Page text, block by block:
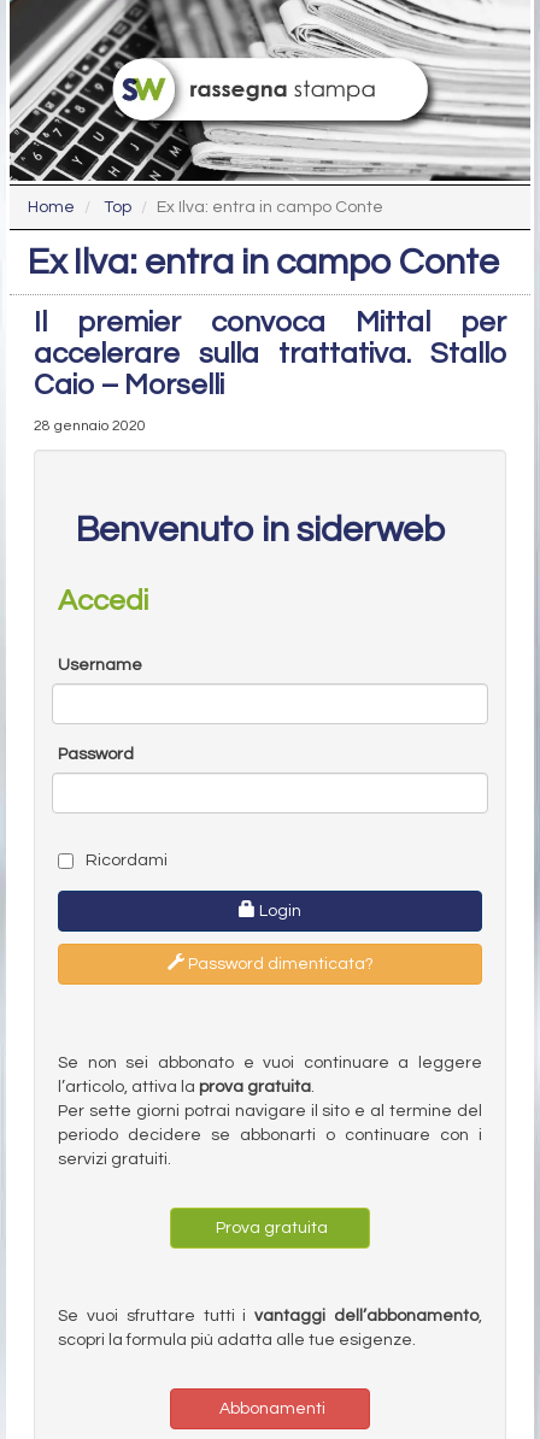
Home Top Ex Ilva: entra in campo Conte
Ex Ilva: entra in campo Conte
Il premier convoca Mittal per
accelerare sulla trattativa. Stallo
Caio – Morselli
28 gennaio 2020
Benvenuto in siderweb
Accedi
Username
Password
Ricordami
Login
Password dimenticata?
Se non sei abbonato e vuoi continuare a leggere
l’articolo, attiva la prova gratuita.
Per sette giorni potrai navigare il sito e al termine del
periodo decidere se abbonarti o continuare con i
servizi gratuiti.
Prova gratuita
Se vuoi sfruttare tutti ivantaggi dell’abbonamento,
scopri la formula più adatta alle tue esigenze.
Abbonamenti